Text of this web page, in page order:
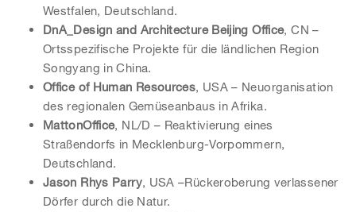
Westfalen, Deutschland.
DnA_Design and Architecture Beijing Office, CN –
Ortsspezifische Projekte für die ländlichen Region
Songyang in China.
Office of Human Resources, USA – Neuorganisation
des regionalen Gemüseanbaus in Afrika.
MattonOffice, NL/D – Reaktivierung eines
Straßendorfs in Mecklenburg-Vorpommern,
Deutschland.
Jason Rhys Parry, USA –Rückeroberung verlassener
Dörfer durch die Natur.